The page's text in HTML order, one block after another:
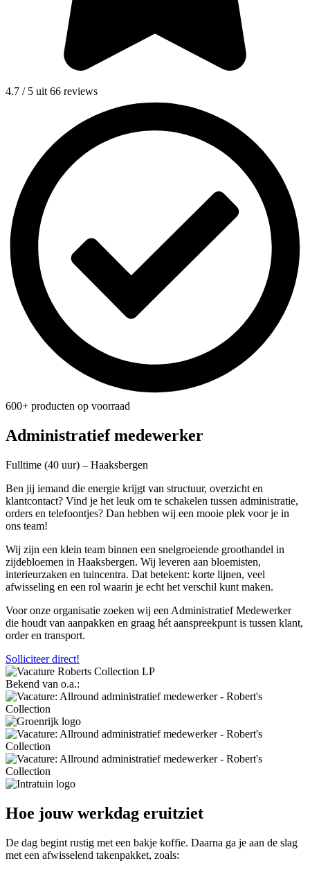
4.7 / 5 uit 66 reviews
600+ producten op voorraad
Administratief medewerker
Fulltime (40 uur) – Haaksbergen
Ben jij iemand die energie krijgt van structuur, overzicht en
klantcontact? Vind je het leuk om te schakelen tussen administratie,
orders en telefoontjes? Dan hebben wij een mooie plek voor je in
ons team!
Wij zijn een klein team binnen een snelgroeiende groothandel in
zijdebloemen in Haaksbergen. Wij leveren aan bloemisten,
interieurzaken en tuincentra. Dat betekent: korte lijnen, veel
afwisseling en een rol waarin je echt het verschil kunt maken.
Voor onze organisatie zoeken wij een Administratief Medewerker
die houdt van aanpakken en graag hét aanspreekpunt is tussen klant,
order en transport.
Solliciteer direct!
Bekend van o.a.:
Hoe jouw werkdag eruitziet
De dag begint rustig met een bakje koffie. Daarna ga je aan de slag
met een afwisselend takenpakket, zoals: